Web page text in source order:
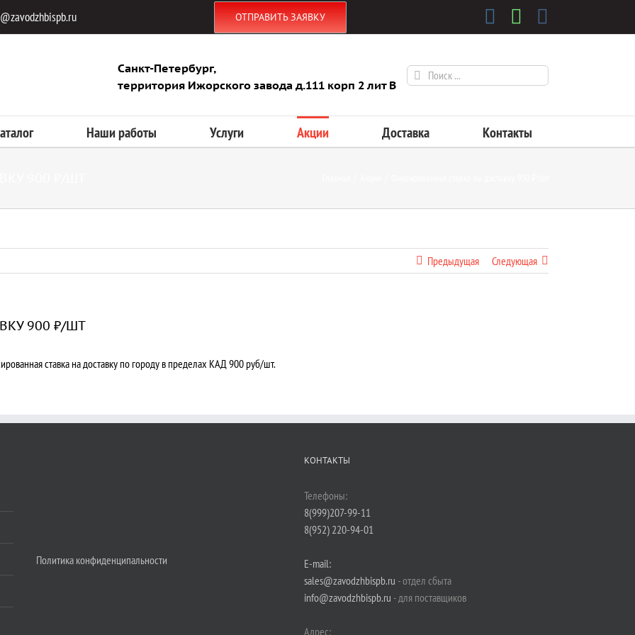
ОТПРАВИТЬ ЗАЯВКУ Instagram
Whatsapp
Санкт-Петербург,
территория Ижорского завода д.111 корп 2 лит В
Результат
поиска:
Наши работы Услуги Акции Доставка Контакты
Предыдущая Следующая
900 ₽/ШТ
ставка на доставку по городу в пределах КАД 900 руб/шт.
Политика конфиденципальности
КОНТАКТЫ
Телефоны:
8(999)207-99-11
8(952) 220-94-01
E-mail:
sales@zavodzhbispb.ru - отдел сбыта
info@zavodzhbispb.ru - для поставщиков
Адрес: